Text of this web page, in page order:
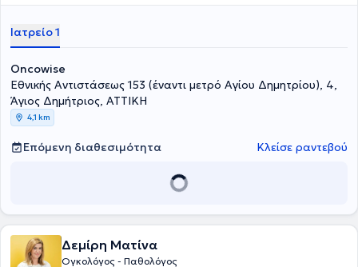
Ιατρείο 1
Oncowise
Εθνικής Αντιστάσεως 153 (έναντι μετρό Αγίου Δημητρίου), 4,
Άγιος Δημήτριος, ΑΤΤΙΚΗ
4,1 km
Επόμενη διαθεσιμότητα Κλείσε ραντεβού
Δεμίρη Ματίνα
Ογκολόγος - Παθολόγος